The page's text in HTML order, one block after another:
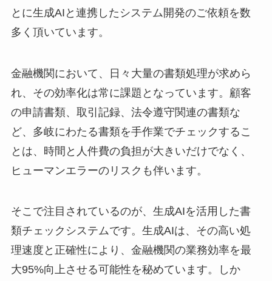
とに生成AIと連携したシステム開発のご依頼を数
多く頂いています。
金融機関において、日々大量の書類処理が求めら
れ、その効率化は常に課題となっています。顧客
の申請書類、取引記録、法令遵守関連の書類な
ど、多岐にわたる書類を手作業でチェックするこ
とは、時間と人件費の負担が大きいだけでなく、
ヒューマンエラーのリスクも伴います。
そこで注目されているのが、生成AIを活用した書
類チェックシステムです。生成AIは、その高い処
理速度と正確性により、金融機関の業務効率を最
大95%向上させる可能性を秘めています。しか